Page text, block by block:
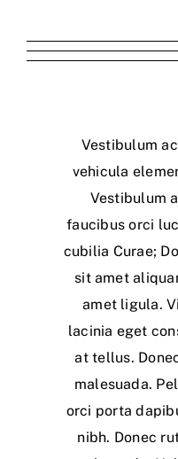
Biaya
Vestibulum
vehicula
Vestibulum
faucibus orci
cubilia Curae;
sit amet
amet ligula.
lacinia eget
at tellus.
malesuada.
orci porta
nibh. Donec